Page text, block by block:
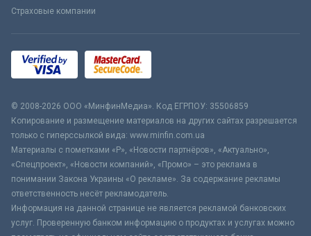
Страховые компании
© 2008-2026 ООО «МинфинМедиа». Код ЕГРПОУ: 35506859
Копирование и размещение материалов на других сайтах разрешается
только с гиперссылкой вида: www.minfin.com.ua
Материалы с пометками «Р», «Новости партнёров», «Актуально»,
«Спецпроект», «Новости компаний», «Промо» – это реклама в
понимании Закона Украины «О рекламе». За содержание рекламы
ответственность несёт рекламодатель.
Информация на данной странице не является рекламой банковских
услуг. Проверенную банком информацию о продуктах и услугах можно